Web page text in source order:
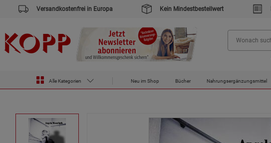
Versandkostenfrei in Europa Kein Mindestbestellwert
Alle Kategorien Neu im Shop Bücher Nahrungsergänzungsmittel